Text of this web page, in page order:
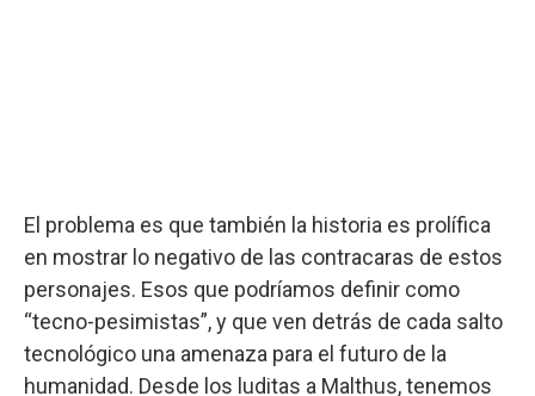
El problema es que también la historia es prolífica
en mostrar lo negativo de las contracaras de estos
personajes. Esos que podríamos definir como
“tecno-pesimistas”, y que ven detrás de cada salto
tecnológico una amenaza para el futuro de la
humanidad. Desde los luditas a Malthus, tenemos